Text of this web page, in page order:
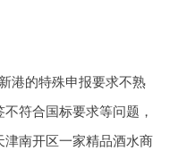
港的特殊申报要求不熟
符合国标要求等问题，
南开区一家精品酒水商